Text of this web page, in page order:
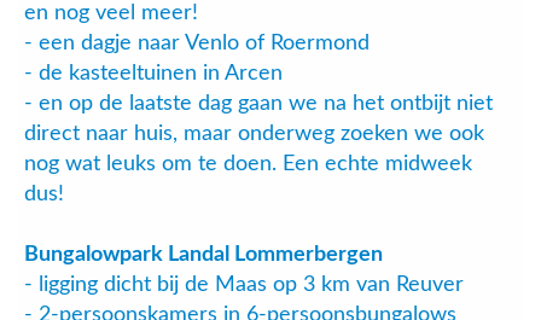
en nog veel meer!
- een dagje naar Venlo of Roermond
- de kasteeltuinen in Arcen
- en op de laatste dag gaan we na het ontbijt niet
direct naar huis, maar onderweg zoeken we ook
nog wat leuks om te doen. Een echte midweek
dus!
Bungalowpark Landal Lommerbergen
- ligging dicht bij de Maas op 3 km van Reuver
- 2-persoonskamers in 6-persoonsbungalows